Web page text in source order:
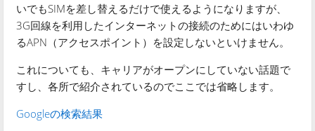
いでもSIMを差し替えるだけで使えるようになりますが、
3G回線を利用したインターネットの接続のためにはいわゆ
るAPN（アクセスポイント）を設定しないといけません。
これについても、キャリアがオープンにしていない話題で
すし、各所で紹介されているのでここでは省略します。
Googleの検索結果